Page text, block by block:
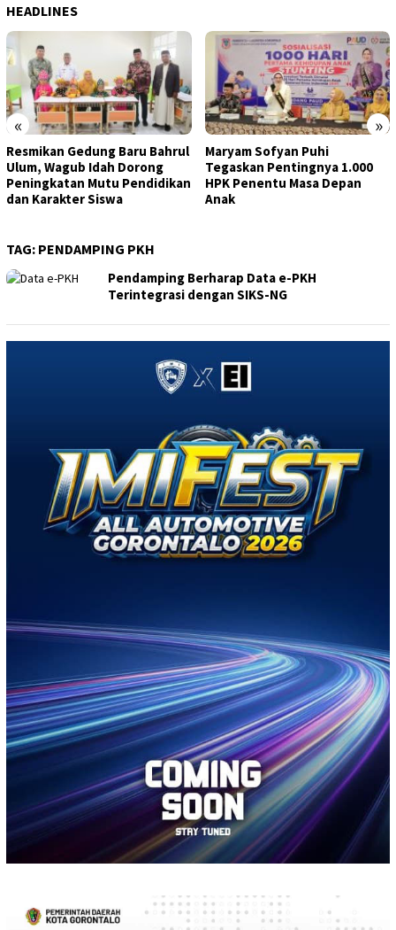
HEADLINES
« »
Resmikan Gedung Baru Bahrul
Ulum, Wagub Idah Dorong
Peningkatan Mutu Pendidikan
dan Karakter Siswa
Maryam Sofyan Puhi
Tegaskan Pentingnya 1.000
HPK Penentu Masa Depan
Anak
TAG: PENDAMPING PKH
Pendamping Berharap Data e-PKH
Terintegrasi dengan SIKS-NG